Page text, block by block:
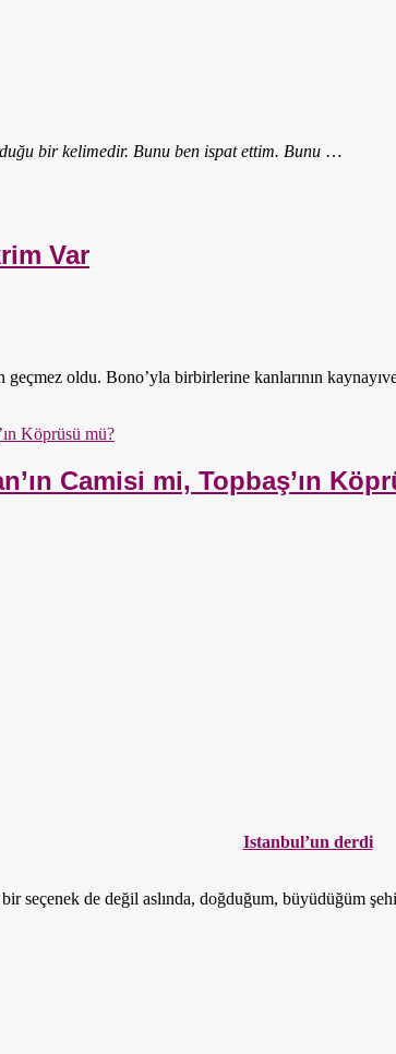
bir kelimedir. Bunu ben ispat ettim. Bunu …
Var
geçmez oldu. Bono’yla birbirlerine kanlarının
Camisi mi, Topbaş’ın
Istanbul’un derdi
seçenek de değil aslında, doğduğum, büyüdüğüm